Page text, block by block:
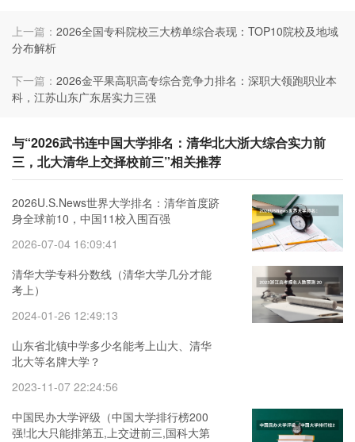
上一篇： 2026全国专科院校三大榜单综合表现：TOP10院校及地域
分布解析
下一篇： 2026金平果高职高专综合竞争力排名：深职大领跑职业本
科，江苏山东广东居实力三强
与“2026武书连中国大学排名：清华北大浙大综合实力前
三，北大清华上交择校前三”相关推荐
2026U.S.News世界大学排名：清华首度跻
身全球前10，中国11校入围百强
2026-07-04 16:09:41
清华大学专科分数线（清华大学几分才能
考上）
2024-01-26 12:49:13
山东省北镇中学多少名能考上山大、清华
北大等名牌大学？
2023-11-07 22:24:56
中国民办大学评级（中国大学排行榜200
强!北大只能排第五,上交进前三,国科大第